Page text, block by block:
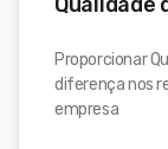
Proporcionar
diferença nos
empresa